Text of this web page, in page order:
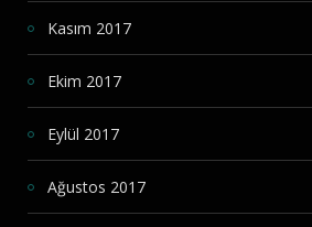
Kasım 2017
Ekim 2017
Eylül 2017
Ağustos 2017